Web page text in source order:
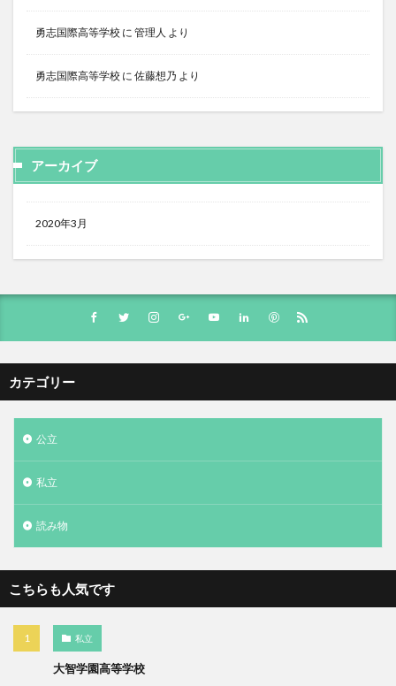
勇志国際高等学校 に 管理人 より
勇志国際高等学校 に 佐藤想乃 より
アーカイブ
2020年3月
カテゴリー
公立
私立
読み物
こちらも人気です
私立
大智学園高等学校